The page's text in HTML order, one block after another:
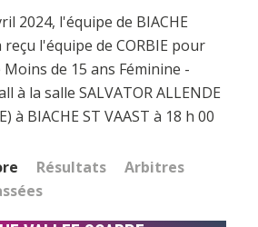
2024, l'équipe de BIACHE
reçu l'équipe de CORBIE pour
de 15 ans Féminine -
à la salle SALVATOR ALLENDE
à BIACHE ST VAAST à 18 h 00
Résultats
Arbitres